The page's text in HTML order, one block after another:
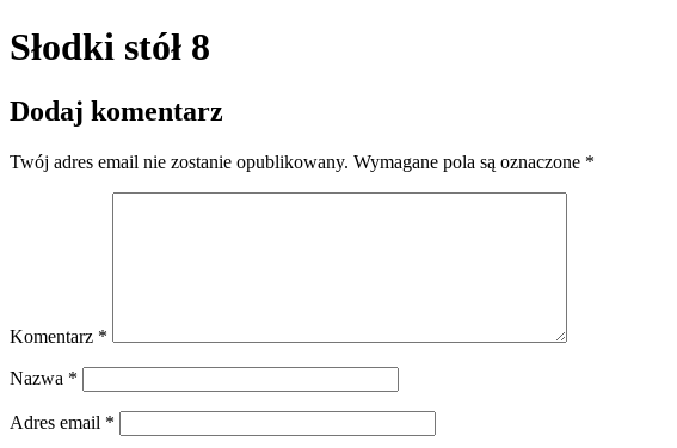
Słodki stół 8
Dodaj komentarz
Twój adres email nie zostanie opublikowany. Wymagane pola są oznaczone *
Komentarz *
Nazwa *
Adres email *